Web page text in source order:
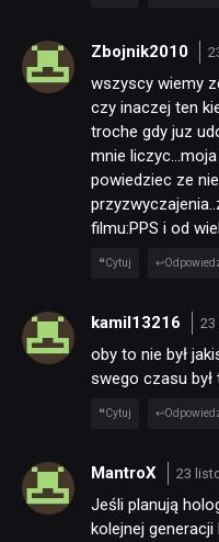
Zbojnik2010
wszyscy wiemy
czy inaczej ten
troche gdy juz
mnie
powiedziec ze
filmu:PPS i od
Cytuj
kamil13216 23
oby to nie był
swego czasu
Cytuj
MantroX 23
Jeśli planują
kolejnej